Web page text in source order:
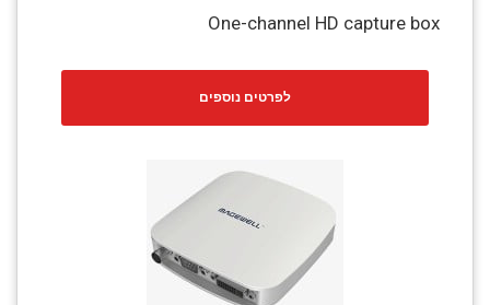
Fiber Optic
Photo Printers
One-channel HD capture box
לפרטים נוספים